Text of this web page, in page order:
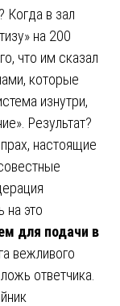
Когда в зал
на 200
что им сказал
которые
изнутри,
Результат?
настоящие
на это
для подачи в
вежливого
ответчика.